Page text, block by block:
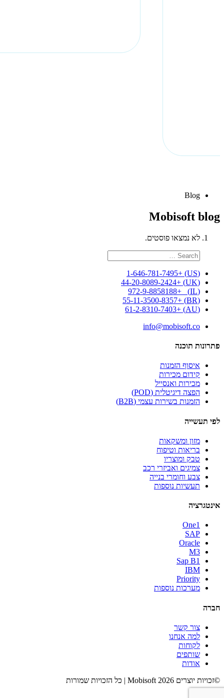
Blog
Mobisoft blog
לא נמצאו פוסטים.
Search
for:
(US) +1-646-781-7495
(UK) +44-20-8089-2424
(IL) +972-9-8858188
(BR) +55-11-3500-8357
(AU) +61-2-8310-7403
info@mobisoft.co
פתרונות תוכנה
איסוף הזמנות
קידום מכירות
מכירות ואנסייל
הפצה דיגיטלית (POD)
הזמנות בשירות עצמי (B2B)
לפי תעשייה
מזון ומשקאות
בריאות וטיפוח
טבק ומוצריו
צמיגים ואביזרי רכב
צבע וחומרי בנייה
תעשיות נוספות
אינטגרציה
One1
SAP
Oracle
M3
Sap B1
IBM
Priority
מערכות נוספות
חברה
צור קשר
למה אנחנו
לקוחות
שותפים
אודות
©זכויות יוצרים 2026 Mobisoft | כל הזכויות שמורות